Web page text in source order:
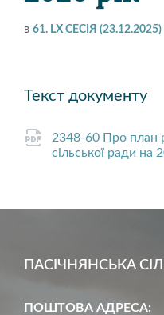
в 61. LX СЕСІЯ (23.12.2025)
Текст документу
2348-60 Про план
сільської ради на
ПАСІЧНЯНСЬКА
ПОШТОВА АДРЕСА: